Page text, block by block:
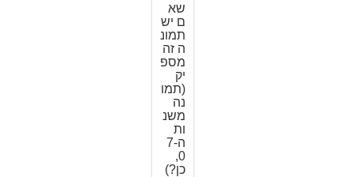
שא
ם יש
תמונ
ה זה
מספ
יק
(תמו
נה
משנ
ות
ה-7
0,
כן?)